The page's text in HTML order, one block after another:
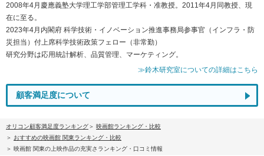
2008年4月慶應義塾大学理工学部管理工学科・准教授。2011年4月同教授、現
在に至る。
2023年4月内閣府 科学技術・イノベーション推進事務局参事官（インフラ・防
災担当）付上席科学技術政策フェロー（非常勤）
研究分野は応用統計解析、品質管理、マーケティング。
≫鈴木研究室についての詳細はこちら
顧客満足度について
オリコン顧客満足度ランキング
映画館ランキング・比較
おすすめの映画館 関東ランキング・比較
映画館 関東の上映作品の充実さランキング・口コミ情報